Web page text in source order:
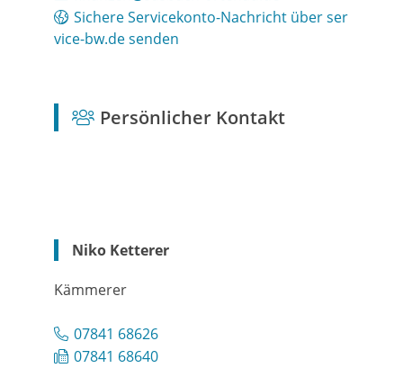
Sichere Servicekonto-Nachricht über ser
vice-bw.de senden
Persönlicher Kontakt
Niko Ketterer
Kämmerer
07841 68626
07841 68640